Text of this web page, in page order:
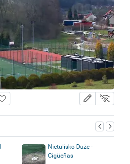
Nietulisko Duże -
Cigüeñas